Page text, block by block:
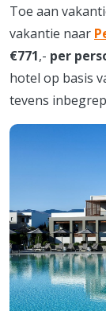
Toe aan
vakantie naar
€771,- per
hotel op basis
tevens